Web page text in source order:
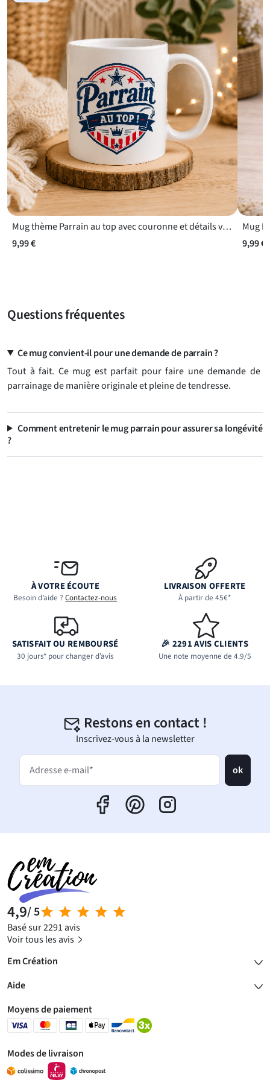
Mug thème Parrain au top avec couronne et détails valorisants
9,99 €
9,99 €
Questions fréquentes
Ce mug convient-il pour une demande de parrain ?
Tout à fait. Ce mug est parfait pour faire une demande de
parrainage de manière originale et pleine de tendresse.
Comment entretenir le mug parrain pour assurer sa longévité
?
À VOTRE ÉCOUTE
Besoin d’aide ?Contactez-nous
LIVRAISON OFFERTE
À partir de 45€*
SATISFAIT OU REMBOURSÉ
30 jours* pour changer d’avis
🎉 2291 AVIS CLIENTS
Une note moyenne de 4.9/5
Restons en contact !
Inscrivez-vous à la newsletter
Adresse e-mail* ok
4,9/ 5
Basé sur 2291 avis
Voir tous les avis
Em Création
Aide
Moyens de paiement
Modes de livraison